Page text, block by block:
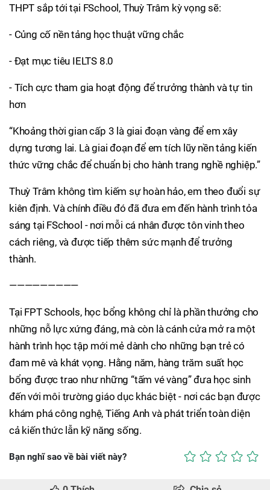
THPT sắp tới tại FSchool, Thuỳ Trâm kỳ vọng sẽ:
- Củng cố nền tảng học thuật vững chắc
- Đạt mục tiêu IELTS 8.0
- Tích cực tham gia hoạt động để trưởng thành và tự tin
hơn
“Khoảng thời gian cấp 3 là giai đoạn vàng để em xây
dựng tương lai. Là giai đoạn để em tích lũy nền tảng kiến
thức vững chắc để chuẩn bị cho hành trang nghề nghiệp.”
Thuỳ Trâm không tìm kiếm sự hoàn hảo, em theo đuổi sự
kiên định. Và chính điều đó đã đưa em đến hành trình tỏa
sáng tại FSchool - nơi mỗi cá nhân được tôn vinh theo
cách riêng, và được tiếp thêm sức mạnh để trưởng
thành.
—————————
Tại FPT Schools, học bổng không chỉ là phần thưởng cho
những nỗ lực xứng đáng, mà còn là cánh cửa mở ra một
hành trình học tập mới mẻ dành cho những bạn trẻ có
đam mê và khát vọng. Hằng năm, hàng trăm suất học
bổng được trao như những “tấm vé vàng” đưa học sinh
đến với môi trường giáo dục khác biệt - nơi các bạn được
khám phá công nghệ, Tiếng Anh và phát triển toàn diện
cả kiến thức lẫn kỹ năng sống.
Bạn nghĩ sao về bài viết này?